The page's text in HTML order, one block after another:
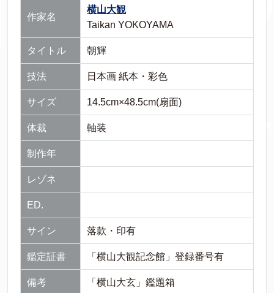
作家名
横山大観
Taikan YOKOYAMA
タイトル 朝輝
技法 日本画 紙本・彩色
サイズ 14.5cm×48.5cm(扇面)
体裁 軸装
制作年
レゾネ
ED.
サイン 落款・印有
鑑定証書 「横山大観記念館」登録番号有
備考 「横山大玄」鑑題箱